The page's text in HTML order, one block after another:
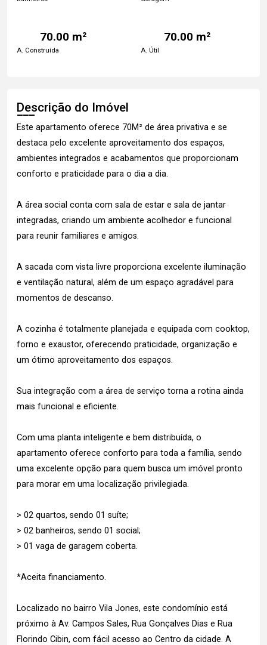
70.00 m²
A. Construída
70.00 m²
A. Útil
Descrição do Imóvel
Este apartamento oferece 70M² de área privativa e se
destaca pelo excelente aproveitamento dos espaços,
ambientes integrados e acabamentos que proporcionam
conforto e praticidade para o dia a dia.
A área social conta com sala de estar e sala de jantar
integradas, criando um ambiente acolhedor e funcional
para reunir familiares e amigos.
A sacada com vista livre proporciona excelente iluminação
e ventilação natural, além de um espaço agradável para
momentos de descanso.
A cozinha é totalmente planejada e equipada com cooktop,
forno e exaustor, oferecendo praticidade, organização e
um ótimo aproveitamento dos espaços.
Sua integração com a área de serviço torna a rotina ainda
mais funcional e eficiente.
Com uma planta inteligente e bem distribuída, o
apartamento oferece conforto para toda a família, sendo
uma excelente opção para quem busca um imóvel pronto
para morar em uma localização privilegiada.
> 02 quartos, sendo 01 suíte;
> 02 banheiros, sendo 01 social;
> 01 vaga de garagem coberta.
*Aceita financiamento.
Localizado no bairro Vila Jones, este condomínio está
próximo à Av. Campos Sales, Rua Gonçalves Dias e Rua
Florindo Cibin, com fácil acesso ao Centro da cidade. A